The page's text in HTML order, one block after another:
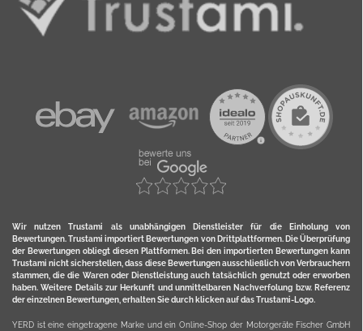
Wir nutzen Trustami als unabhängigen Dienstleister für die Einholung von
Bewertungen. Trustami importiert Bewertungen von Drittplattformen. Die Überprüfung
der Bewertungen obliegt diesen Plattformen. Bei den importierten Bewertungen kann
Trustami nicht sicherstellen, dass diese Bewertungen ausschließlich von Verbrauchern
stammen, die die Waren oder Dienstleistung auch tatsächlich genutzt oder erworben
haben. Weitere Details zur Herkunft und unmittelbaren Nachverfolung bzw. Referenz
der einzelnen Bewertungen, erhalten Sie durch klicken auf das Trustami-Logo.
YERD ist eine eingetragene Marke und ein Online-Shop der Motorgeräte Fischer GmbH